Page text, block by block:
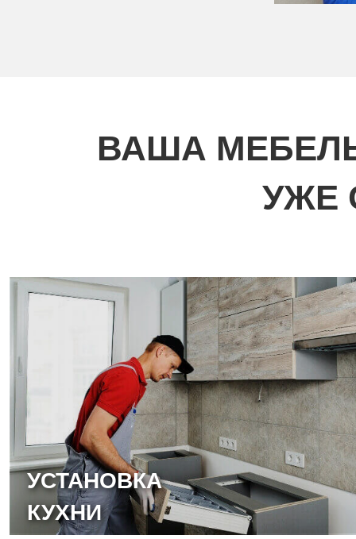
УСТАНОВКА
КУХНИ
ВАША
УЖЕ